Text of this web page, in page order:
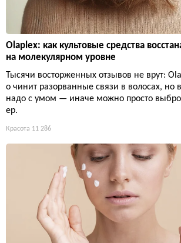
Olaplex: как культовые средства
на молекулярном уровне
Тысячи восторженных отзывов не врут:
о чинит разорванные связи в волосах, но
надо с умом — иначе можно просто
ер.
Красота 11 286